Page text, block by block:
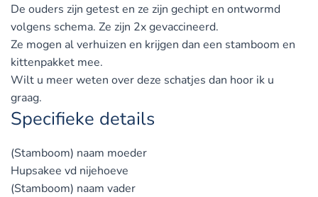
De ouders zijn getest en ze zijn gechipt en ontwormd
volgens schema. Ze zijn 2x gevaccineerd.
Ze mogen al verhuizen en krijgen dan een stamboom en
kittenpakket mee.
Wilt u meer weten over deze schatjes dan hoor ik u
graag.
Specifieke details
(Stamboom) naam moeder
Hupsakee vd nijehoeve
(Stamboom) naam vader